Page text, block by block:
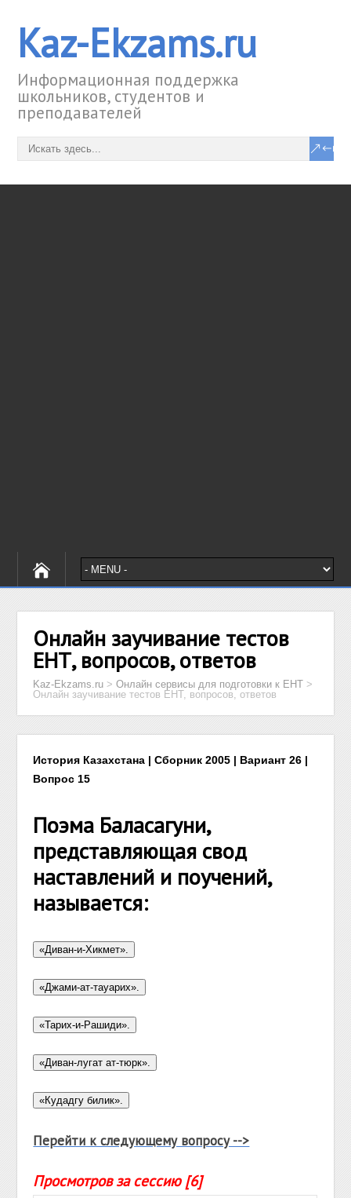
Kaz-Ekzams.ru
Информационная поддержка
школьников, студентов и
преподавателей
Онлайн заучивание тестов
ЕНТ, вопросов, ответов
Kaz-Ekzams.ru >Онлайн сервисы для подготовки к ЕНТ >
Онлайн заучивание тестов ЕНТ, вопросов, ответов
История Казахстана | Сборник 2005 | Вариант 26 |
Вопрос 15
Поэма Баласагуни,
представляющая свод
наставлений и поучений,
называется:
Перейти к следующему вопросу -->
Просмотров за сессию [6]